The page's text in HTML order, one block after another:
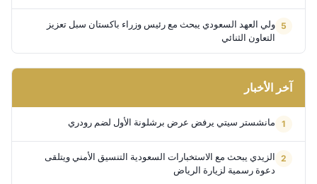
ولي العهد السعودي يبحث مع رئيس وزراء باكستان سبل تعزيز
التعاون الثنائي
آخر الأخبار
مانشستر سيتي يرفض عرض برشلونة الأول لضم رودري
الزيدي يبحث مع الاستخبارات السعودية التنسيق الأمني ويتلقى
دعوة رسمية لزيارة الرياض